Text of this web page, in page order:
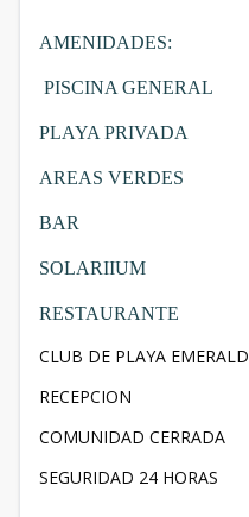
AMENIDADES:
PISCINA GENERAL
PLAYA PRIVADA
AREAS VERDES
BAR
SOLARIIUM
RESTAURANTE
CLUB DE PLAYA EMERALD
RECEPCION
COMUNIDAD CERRADA
SEGURIDAD 24 HORAS